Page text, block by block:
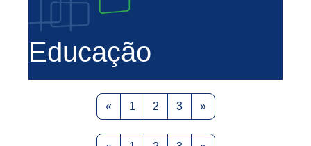
Educação
«Previous page
1 Page 1
2Page 2
3Page 3
»Next page